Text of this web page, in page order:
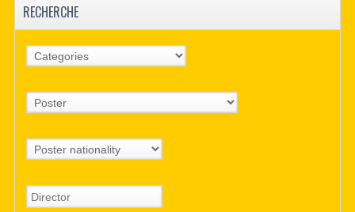
RECHERCHE